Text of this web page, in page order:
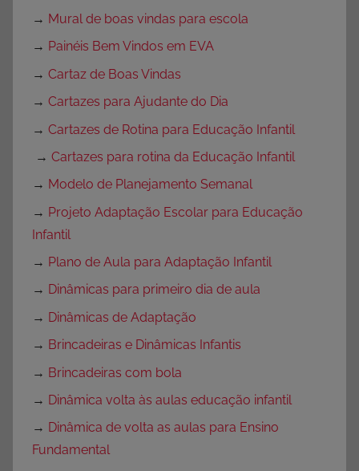
→ Mural de boas vindas para escola
→ Painéis Bem Vindos em EVA
→ Cartaz de Boas Vindas
→ Cartazes para Ajudante do Dia
→ Cartazes de Rotina para Educação Infantil
→ Cartazes para rotina da Educação Infantil
→ Modelo de Planejamento Semanal
→ Projeto Adaptação Escolar para Educação
Infantil
→ Plano de Aula para Adaptação Infantil
→ Dinâmicas para primeiro dia de aula
→ Dinâmicas de Adaptação
→ Brincadeiras e Dinâmicas Infantis
→ Brincadeiras com bola
→ Dinâmica volta às aulas educação infantil
→ Dinâmica de volta as aulas para Ensino
Fundamental